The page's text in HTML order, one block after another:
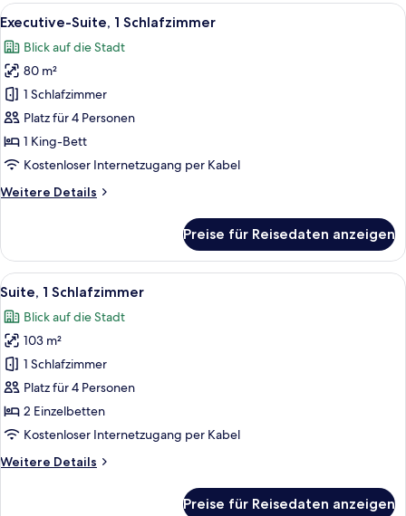
Schlafzimmer
Alle
Fotos
für
Executive-
Suite,
1
Schlafzimmer
anzeigen
Ein Hotelzimmer mit einem großen
10
Executive-Suite, 1 Schlafzimmer
Blick auf die Stadt
80 m²
1 Schlafzimmer
Platz für 4 Personen
1 King-Bett
Kostenloser Internetzugang per Kabel
Weitere Details
Weitere
Suite,
Schlafzimmer
Preise für Reisedaten anzeigen
Alle
Fotos
für
Suite,
Schlafzimmer
anzeigen
Ein stilvoll eingerichtetes
9
Suite, 1 Schlafzimmer
Blick auf die Stadt
103 m²
1 Schlafzimmer
Platz für 4 Personen
2 Einzelbetten
Kostenloser Internetzugang per Kabel
Weitere Details
Weitere
Preise für Reisedaten anzeigen